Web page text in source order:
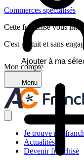
Mon compte
Menu
Je trouve ma
Actualités
Devenir franchisé
Commerces spécialisés
Cette franchise vous
C'est gratuit et sans
Ajouter à ma